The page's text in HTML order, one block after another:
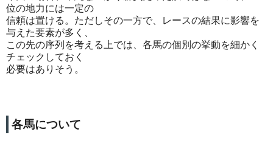
位の地力には一定の
信頼は置ける。ただしその一方で、レースの結果に影響を
与えた要素が多く、
この先の序列を考える上では、各馬の個別の挙動を細かく
チェックしておく
必要はありそう。
各馬について